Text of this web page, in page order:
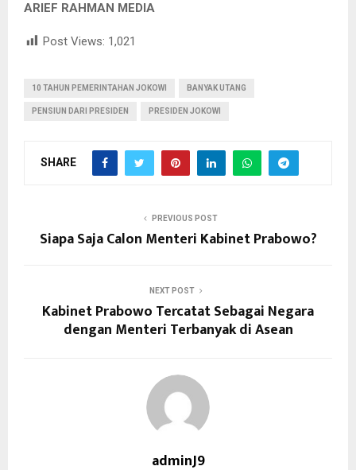
ARIEF RAHMAN MEDIA
Post Views: 1,021
10 TAHUN PEMERINTAHAN JOKOWI BANYAK UTANG
PENSIUN DARI PRESIDEN PRESIDEN JOKOWI
SHARE
PREVIOUS POST
Siapa Saja Calon Menteri Kabinet Prabowo?
NEXT POST
Kabinet Prabowo Tercatat Sebagai Negara
dengan Menteri Terbanyak di Asean
adminJ9